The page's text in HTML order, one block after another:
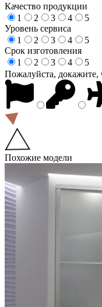
Качество продукции
1
2 3 4
5
Уровень сервиса
1
2 3 4
5
Срок изготовления
1
2 3 4
5
Пожалуйста, докажите,
Похожие модели